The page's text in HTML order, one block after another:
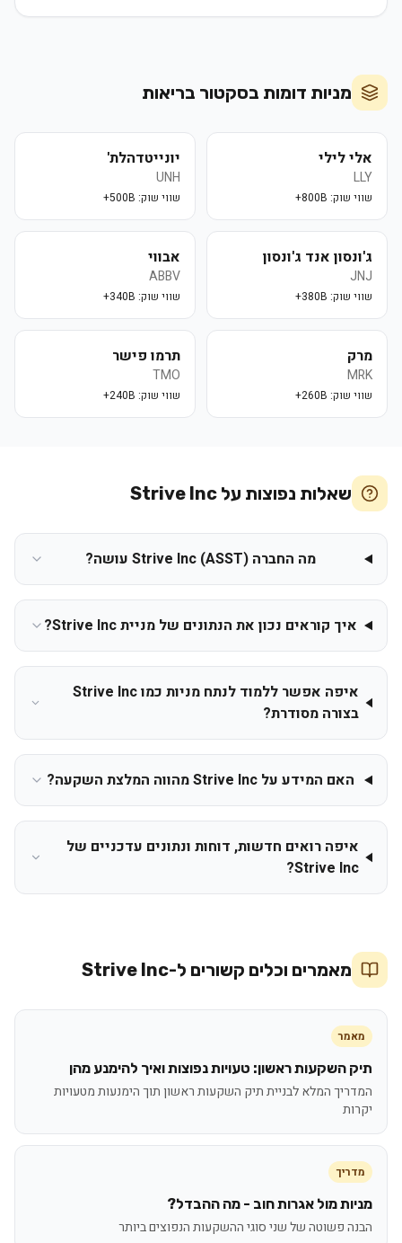
מניות דומות בסקטור בריאות
אלי לילי
LLY
שווי שוק: 800B+
יונייטדהלת'
UNH
שווי שוק: 500B+
ג'ונסון אנד ג'ונסון
JNJ
שווי שוק: 380B+
אבווי
ABBV
שווי שוק: 340B+
מרק
MRK
שווי שוק: 260B+
תרמו פישר
TMO
שווי שוק: 240B+
שאלות נפוצות על Strive Inc
מה החברה Strive Inc (ASST) עושה?
איך קוראים נכון את הנתונים של מניית Strive Inc?
איפה אפשר ללמוד לנתח מניות כמו Strive Inc
בצורה מסודרת?
האם המידע על Strive Inc מהווה המלצת השקעה?
איפה רואים חדשות, דוחות ונתונים עדכניים של
Strive Inc?
מאמרים וכלים קשורים ל-Strive Inc
מאמר
תיק השקעות ראשון: טעויות נפוצות ואיך להימנע מהן
המדריך המלא לבניית תיק השקעות ראשון תוך הימנעות מטעויות
יקרות
מדריך
מניות מול אגרות חוב - מה ההבדל?
הבנה פשוטה של שני סוגי ההשקעות הנפוצים ביותר